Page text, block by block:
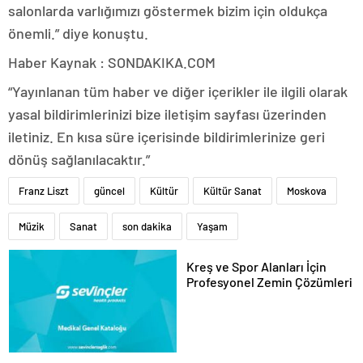
salonlarda varlığımızı göstermek bizim için oldukça
önemli.” diye konuştu.
Haber Kaynak : SONDAKIKA.COM
“Yayınlanan tüm haber ve diğer içerikler ile ilgili olarak
yasal bildirimlerinizi bize iletişim sayfası üzerinden
iletiniz. En kısa süre içerisinde bildirimlerinize geri
dönüş sağlanılacaktır.”
Franz Liszt güncel Kültür Kültür Sanat Moskova
Müzik Sanat son dakika Yaşam
Kreş ve Spor Alanları İçin
Profesyonel Zemin Çözümleri